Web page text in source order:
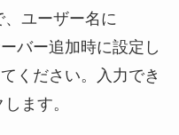
ユーザー名に
バー追加時に設定し
ください。入力でき
ます。